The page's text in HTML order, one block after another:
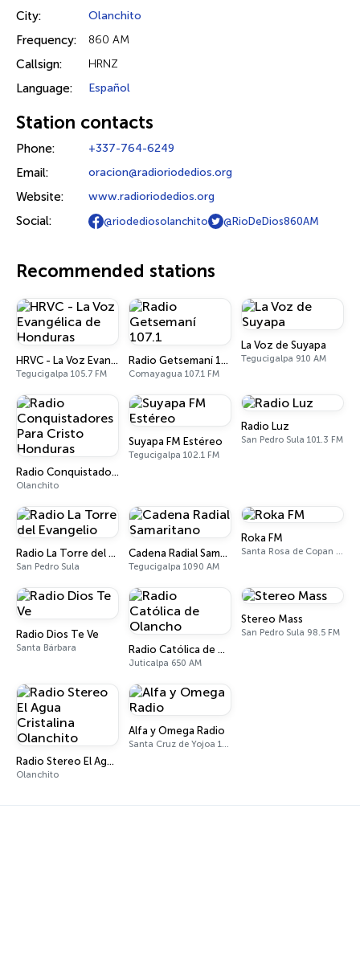
City: Olanchito
Frequency: 860 AM
Callsign: HRNZ
Language: Español
Station contacts
Phone: +337-764-6249
Email: oracion@radioriodedios.org
Website: www.radioriodedios.org
Social: @riodediosolanchito @RioDeDios860AM
Recommended stations
HRVC - La Voz Evangélica de Honduras
Tegucigalpa 105.7 FM
Radio Getsemaní 107.1
Comayagua 107.1 FM
La Voz de Suyapa
Tegucigalpa 910 AM
Radio Conquistadores Para Cristo Honduras
Olanchito
Suyapa FM Estéreo
Tegucigalpa 102.1 FM
Radio Luz
San Pedro Sula 101.3 FM
Radio La Torre del Evangelio
San Pedro Sula
Cadena Radial Samaritano
Tegucigalpa 1090 AM
Roka FM
Santa Rosa de Copan 95.5 FM
Radio Dios Te Ve
Santa Bárbara Radio Católica de Olancho
Juticalpa 650 AM
Stereo Mass
San Pedro Sula 98.5 FM
Radio Stereo El Agua Cristalina Olanchito
Olanchito
Alfa y Omega Radio
Santa Cruz de Yojoa 107.1 FM